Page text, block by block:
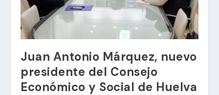
Juan Antonio Márquez, nuevo
presidente del Consejo
Económico y Social de Huelva